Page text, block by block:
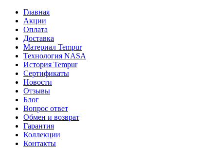
Главная
Акции
Оплата
Доставка
Материал Tempur
Технология NASA
История Tempur
Сертификаты
Новости
Отзывы
Блог
Вопрос ответ
Обмен и возврат
Гарантия
Коллекции
Контакты